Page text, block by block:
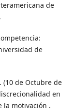
de
de
(10 de Octubre de
en
la motivación .